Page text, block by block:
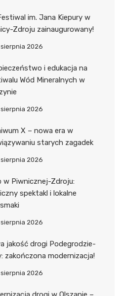
im. Jana Kiepury w
Zdroju zainaugurowany!
2026
i edukacja na
Wód Mineralnych w
2026
X – nowa era w
starych zagadek
2026
w Piwnicznej-Zdroju:
spektakl i lokalne
2026
jakość drogi Podegrodzie-
zakończona modernizacja!
2026